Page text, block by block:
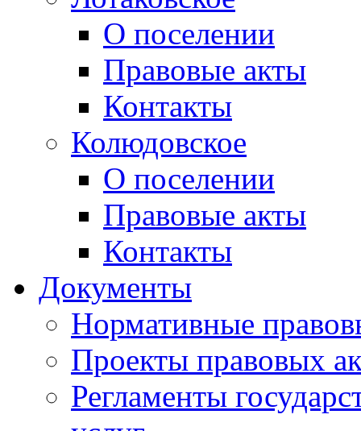
О поселении
Правовые акты
Контакты
Колюдовское
О поселении
Правовые акты
Контакты
Документы
Нормативные
Проекты правовых
Регламенты